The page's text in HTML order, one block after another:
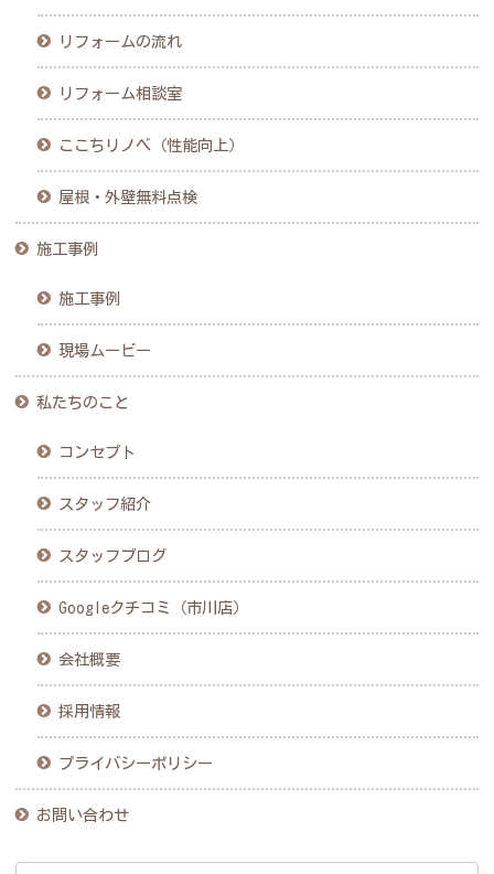
リフォームの流れ
リフォーム相談室
ここちリノベ（性能向上）
屋根・外壁無料点検
施工事例
施工事例
現場ムービー
私たちのこと
コンセプト
スタッフ紹介
スタッフブログ
Googleクチコミ（市川店）
会社概要
採用情報
プライバシーポリシー
お問い合わせ